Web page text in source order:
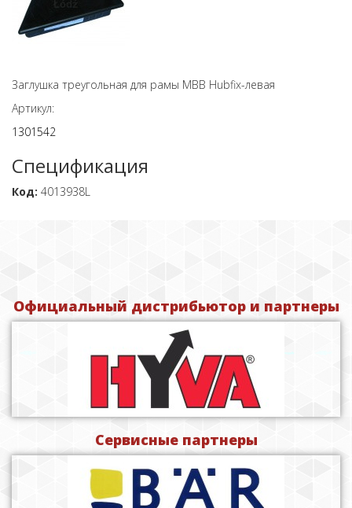
Заглушка треугольная для рамы MBB Hubfix-левая
Артикул:
1301542
Спецификация
Код: 4013938L
Официальный дистрибьютор и партнеры
Сервисные партнеры